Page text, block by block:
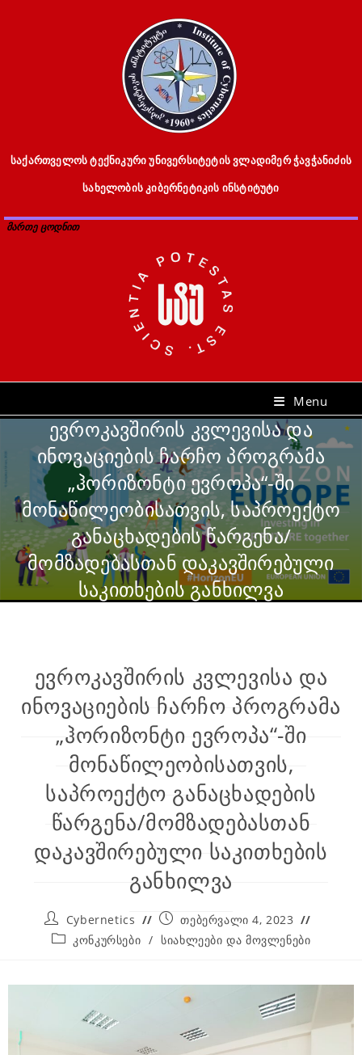
საქართველოს ტექნიკური უნივერსიტეტის ვლადიმერ ჭავჭანიძის
სახელობის კიბერნეტიკის ინსტიტუტი
მართე ცოდნით
Menu
ევროკავშირის კვლევისა და
ინოვაციების ჩარჩო პროგრამა
„ჰორიზონტი ევროპა“-ში
მონაწილეობისათვის, საპროექტო
განაცხადების წარგენა/
მომზადებასთან დაკავშირებული
საკითხების განხილვა
ევროკავშირის კვლევისა და
ინოვაციების ჩარჩო პროგრამა
„ჰორიზონტი ევროპა“-ში
მონაწილეობისათვის,
საპროექტო განაცხადების
წარგენა/მომზადებასთან
დაკავშირებული საკითხების
განხილვა
Cybernetics
თებერვალი 4, 2023
კონკურსები / სიახლეები და მოვლენები